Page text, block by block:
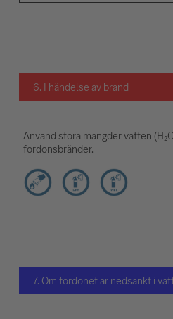
6. I händelse av brand
Använd stora mängder vatten
fordonsbränder.
7. Om fordonet är nedsänkt i